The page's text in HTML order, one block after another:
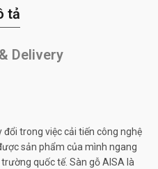
tả
Delivery
trong việc cải tiến công nghệ
sản phẩm của mình ngang
quốc tế. Sàn gỗ AlSA là